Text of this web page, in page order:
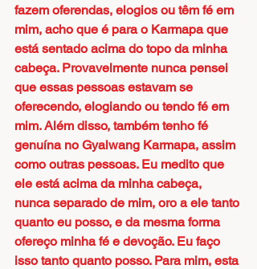
fazem oferendas, elogios ou têm fé em
mim, acho que é para o Karmapa que
está sentado acima do topo da minha
cabeça. Provavelmente nunca pensei
que essas pessoas estavam se
oferecendo, elogiando ou tendo fé em
mim. Além disso, também tenho fé
genuína no Gyalwang Karmapa, assim
como outras pessoas. Eu medito que
ele está acima da minha cabeça,
nunca separado de mim, oro a ele tanto
quanto eu posso, e da mesma forma
ofereço minha fé e devoção. Eu faço
isso tanto quanto posso. Para mim, esta